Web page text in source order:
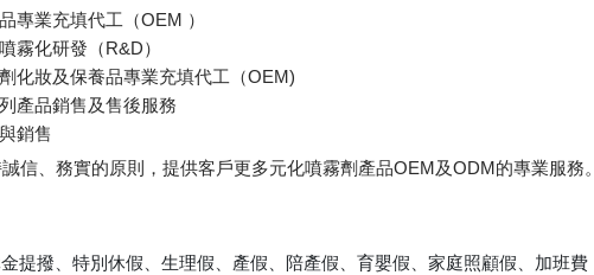
專業充填代工（OEM ）
霧化研發（R&D）
化妝及保養品專業充填代工（OEM)
產品銷售及售後服務
銷售
信、務實的原則，提供客戶更多元化噴霧劑產品OEM及ODM的專業服務。
提撥、特別休假、生理假、產假、陪產假、育嬰假、家庭照顧假、加班費